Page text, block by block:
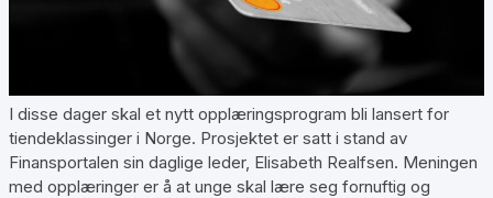
I disse dager skal et nytt opplæringsprogram bli lansert for
tiendeklassinger i Norge. Prosjektet er satt i stand av
Finansportalen sin daglige leder, Elisabeth Realfsen. Meningen
med opplæringer er å at unge skal lære seg fornuftig og